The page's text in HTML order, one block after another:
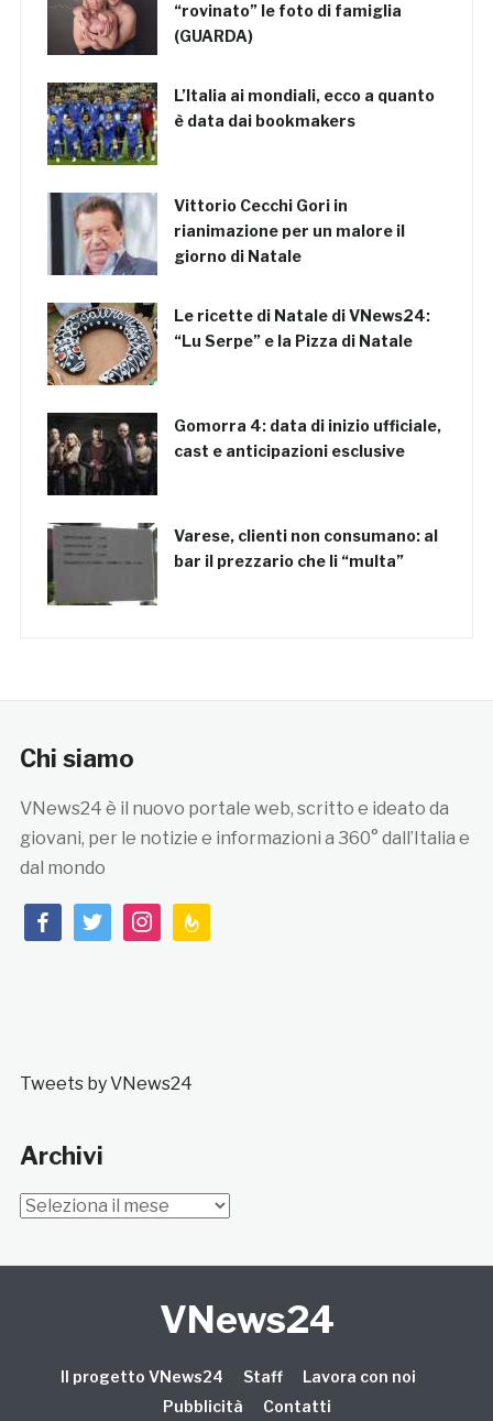
“rovinato” le foto di famiglia
(GUARDA)
L’Italia ai mondiali, ecco a quanto
è data dai bookmakers
Vittorio Cecchi Gori in
rianimazione per un malore il
giorno di Natale
Le ricette di Natale di VNews24:
“Lu Serpe” e la Pizza di Natale
Gomorra 4: data di inizio ufficiale,
cast e anticipazioni esclusive
Varese, clienti non consumano: al
bar il prezzario che li “multa”
Chi siamo
VNews24 è il nuovo portale web, scritto e ideato da
giovani, per le notizie e informazioni a 360° dall’Italia e
dal mondo
facebooktwitterinstagramfeedburner
Tweets by VNews24
Archivi
Archivi
VNews24
Il progetto VNews24 Staff
Lavora con noi
Pubblicità
Contatti